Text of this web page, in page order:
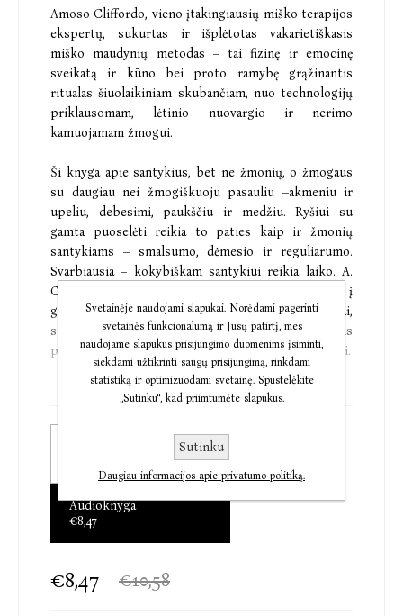
Amoso Cliffordo, vieno įtakingiausių miško terapijos
ekspertų, sukurtas ir išplėtotas vakarietiškasis
miško maudynių metodas – tai fizinę ir emocinę
sveikatą ir kūno bei proto ramybę grąžinantis
ritualas šiuolaikiniam skubančiam, nuo technologijų
priklausomam, lėtinio nuovargio ir nerimo
kamuojamam žmogui.
Ši knyga apie santykius, bet ne žmonių, o žmogaus
su daugiau nei žmogiškuoju pasauliu –akmeniu ir
upeliu, debesimi, paukščiu ir medžiu. Ryšiui su
gamta puoselėti reikia to paties kaip ir žmonių
santykiams – smalsumo, dėmesio ir reguliarumo.
Svarbiausia – kokybiškam santykiui reikia laiko. A.
Cliffordas kviečia ugdytis įprotį reguliariai išeiti į
gamtą ir niekieno netrukdomiems lėtai, dėmesingai,
smalsiai ją tyrinėti ne tik penkiais gerai žinomais
pojūčiais, bet ir intuicija, vaizduote ir švelnia širdimi.
Knygoje yra daugiau nei penkiasdešimt autoriaus ir
išbandytų kvietimų – laisvos formos pratimų miške,
kurie padeda pasinerti į dabarties akimirką, iki galo
išjausti miško atmosferą, atsipalaiduoti ir pailsėti.
kūrybingumą, tad ilgainiui kvietimus išmoksite kurti
patys ir veiklos miške tikrai nepritrūksite.
Audioknyga
€8,47
€8,47 €10,58
Svetainėje naudojami slapukai. Norėdami pagerinti
svetainės funkcionalumą ir Jūsų patirtį, mes
naudojame slapukus prisijungimo duomenims įsiminti,
siekdami užtikrinti saugų prisijungimą, rinkdami
statistiką ir optimizuodami svetainę. Spustelėkite
„Sutinku“, kad priimtumėte slapukus.
Sutinku
Daugiau informacijos apie privatumo politiką.